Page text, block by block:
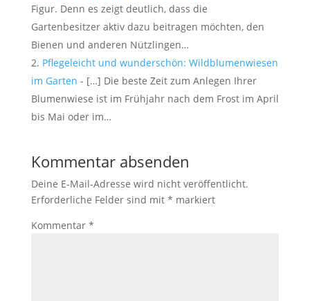
Figur. Denn es zeigt deutlich, dass die
Gartenbesitzer aktiv dazu beitragen möchten, den
Bienen und anderen Nützlingen…
Pflegeleicht und wunderschön: Wildblumenwiesen
im Garten - […] Die beste Zeit zum Anlegen Ihrer
Blumenwiese ist im Frühjahr nach dem Frost im April
bis Mai oder im…
Kommentar absenden
Deine E-Mail-Adresse wird nicht veröffentlicht.
Erforderliche Felder sind mit * markiert
Kommentar *